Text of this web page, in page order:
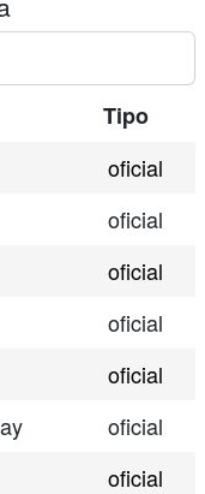
Tipo
oficial
oficial
oficial
oficial
oficial
oficial
oficial